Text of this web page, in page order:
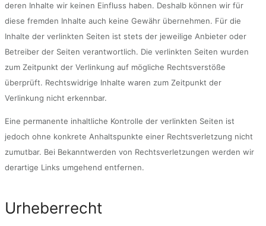
deren Inhalte wir keinen Einfluss haben. Deshalb können wir für
diese fremden Inhalte auch keine Gewähr übernehmen. Für die
Inhalte der verlinkten Seiten ist stets der jeweilige Anbieter oder
Betreiber der Seiten verantwortlich. Die verlinkten Seiten wurden
zum Zeitpunkt der Verlinkung auf mögliche Rechtsverstöße
überprüft. Rechtswidrige Inhalte waren zum Zeitpunkt der
Verlinkung nicht erkennbar.
Eine permanente inhaltliche Kontrolle der verlinkten Seiten ist
jedoch ohne konkrete Anhaltspunkte einer Rechtsverletzung nicht
zumutbar. Bei Bekanntwerden von Rechtsverletzungen werden wir
derartige Links umgehend entfernen.
Urheberrecht